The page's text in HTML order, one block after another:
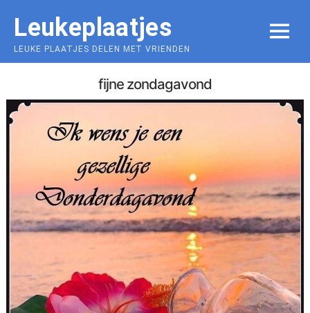
content
Leukeplaatjes
LEUKE PLAATJES DELEN MET VRIENDEN
MENU
fijne zondagavond